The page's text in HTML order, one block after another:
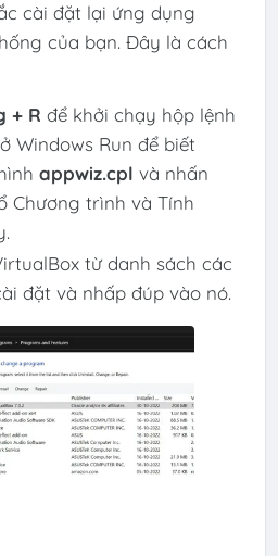
cài đặt lại ứng dụng
của bạn. Đây là cách
+ R để khởi chạy hộp lệnh
Windows Run để biết
appwiz.cpl và nhấn
Chương trình và Tính
từ danh sách các
đặt và nhấp đúp vào nó.